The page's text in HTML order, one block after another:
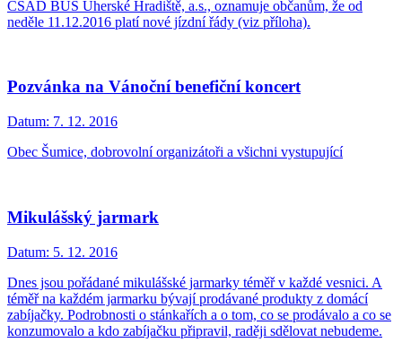
ČSAD BUS Uherské Hradiště, a.s., oznamuje občanům, že od
neděle 11.12.2016 platí nové jízdní řády (viz příloha).
Pozvánka na Vánoční benefiční koncert
Datum: 7. 12. 2016
Obec Šumice, dobrovolní organizátoři a všichni vystupující
Mikulášský jarmark
Datum: 5. 12. 2016
Dnes jsou pořádané mikulášské jarmarky téměř v každé vesnici. A
téměř na každém jarmarku bývají prodávané produkty z domácí
zabíjačky. Podrobnosti o stánkařích a o tom, co se prodávalo a co se
konzumovalo a kdo zabíjačku připravil, raději sdělovat nebudeme.